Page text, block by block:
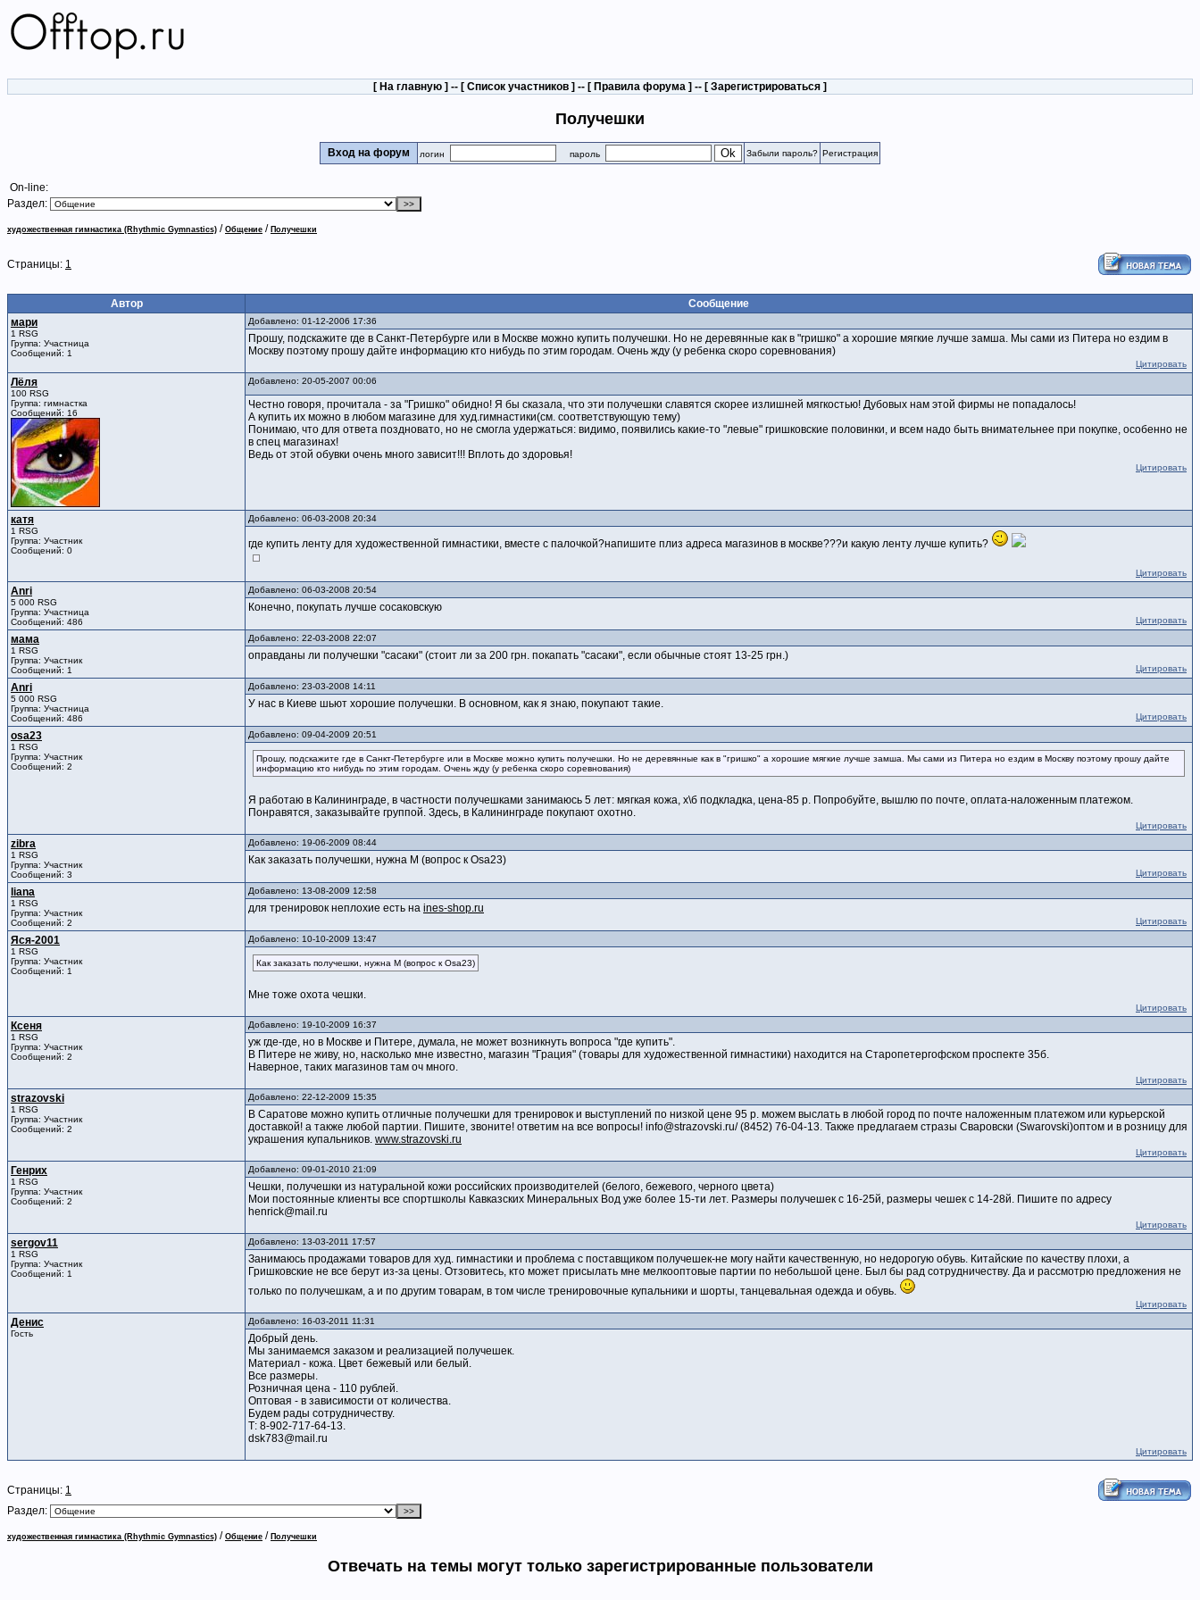
[ На главную ] -- [ Список участников ] -- [ Правила форума ] -- [ Зарегистрироваться ]
Получешки
Вход на форум логин пароль Забыли пароль? Регистрация
On-line:
Раздел:
художественная гимнастика (Rhythmic Gymnastics) / Общение / Получешки
Страницы: 1
Автор
Сообщение
мари
1 RSG
Группа: Участница
Сообщений: 1
Добавлено: 01-12-2006 17:36
Прошу, подскажите где в Санкт-Петербурге или в Москве можно купить получешки. Но не деревянные как в "гришко" а хорошие мягкие лучше замша. Мы сами из Питера но ездим в
Москву поэтому прошу дайте информацию кто нибудь по этим городам. Очень жду (у ребенка скоро соревнования)
Цитировать
Лёля
100 RSG
Группа: гимнастка
Сообщений: 16
Добавлено: 20-05-2007 00:06
Честно говоря, прочитала - за "Гришко" обидно! Я бы сказала, что эти получешки славятся скорее излишней мягкостью! Дубовых нам этой фирмы не попадалось!
А купить их можно в любом магазине для худ.гимнастики(см. соответствующую тему)
Понимаю, что для ответа поздновато, но не смогла удержаться: видимо, появились какие-то "левые" гришковские половинки, и всем надо быть внимательнее при покупке, особенно не
в спец магазинах!
Ведь от этой обувки очень много зависит!!! Вплоть до здоровья!
Цитировать
катя
1 RSG
Группа: Участник
Сообщений: 0
Добавлено: 06-03-2008 20:34
где купить ленту для художественной гимнастики, вместе с палочкой?напишите плиз адреса магазинов в москве???и какую ленту лучше купить?
Цитировать
Anri
5 000 RSG
Группа: Участница
Сообщений: 486
Добавлено: 06-03-2008 20:54
Конечно, покупать лучше сосаковскую
Цитировать
мама
1 RSG
Группа: Участник
Сообщений: 1
Добавлено: 22-03-2008 22:07
оправданы ли получешки "сасаки" (стоит ли за 200 грн. покапать "сасаки", если обычные стоят 13-25 грн.)
Цитировать
Anri
5 000 RSG
Группа: Участница
Сообщений: 486
Добавлено: 23-03-2008 14:11
У нас в Киеве шьют хорошие получешки. В основном, как я знаю, покупают такие.
Цитировать
osa23
1 RSG
Группа: Участник
Сообщений: 2
Добавлено: 09-04-2009 20:51
Прошу, подскажите где в Санкт-Петербурге или в Москве можно купить получешки. Но не деревянные как в "гришко" а хорошие мягкие лучше замша. Мы сами из Питера но ездим в Москву поэтому прошу дайте
информацию кто нибудь по этим городам. Очень жду (у ребенка скоро соревнования)
Я работаю в Калининграде, в частности получешками занимаюсь 5 лет: мягкая кожа, х\б подкладка, цена-85 р. Попробуйте, вышлю по почте, оплата-наложенным платежом.
Понравятся, заказывайте группой. Здесь, в Калининграде покупают охотно.
Цитировать
zibra
1 RSG
Группа: Участник
Сообщений: 3
Добавлено: 19-06-2009 08:44
Как заказать получешки, нужна М (вопрос к Osa23)
Цитировать
liana
1 RSG
Группа: Участник
Сообщений: 2
Добавлено: 13-08-2009 12:58
для тренировок неплохие есть на ines-shop.ru
Цитировать
Яся-2001
1 RSG
Группа: Участник
Сообщений: 1
Добавлено: 10-10-2009 13:47
Как заказать получешки, нужна М (вопрос к Osa23)
Мне тоже охота чешки.
Цитировать
Ксеня
1 RSG
Группа: Участник
Сообщений: 2
Добавлено: 19-10-2009 16:37
уж где-где, но в Москве и Питере, думала, не может возникнуть вопроса "где купить".
В Питере не живу, но, насколько мне известно, магазин "Грация" (товары для художественной гимнастики) находится на Старопетергофском проспекте 35б.
Наверное, таких магазинов там оч много.
Цитировать
strazovski
1 RSG
Группа: Участник
Сообщений: 2
Добавлено: 22-12-2009 15:35
В Саратове можно купить отличные получешки для тренировок и выступлений по низкой цене 95 р. можем выслать в любой город по почте наложенным платежом или курьерской
доставкой! а также любой партии. Пишите, звоните! ответим на все вопросы! info@strazovski.ru/ (8452) 76-04-13. Также предлагаем стразы Сваровски (Swarovski)оптом и в розницу для
украшения купальников. www.strazovski.ru
Цитировать
Генрих
1 RSG
Группа: Участник
Сообщений: 2
Добавлено: 09-01-2010 21:09
Чешки, получешки из натуральной кожи российских производителей (белого, бежевого, черного цвета)
Мои постоянные клиенты все спортшколы Кавказских Минеральных Вод уже более 15-ти лет. Размеры получешек с 16-25й, размеры чешек с 14-28й. Пишите по адресу
henrick@mail.ru
Цитировать
sergov11
1 RSG
Группа: Участник
Сообщений: 1
Добавлено: 13-03-2011 17:57
Занимаюсь продажами товаров для худ. гимнастики и проблема с поставщиком получешек-не могу найти качественную, но недорогую обувь. Китайские по качеству плохи, а
Гришковские не все берут из-за цены. Отзовитесь, кто может присылать мне мелкооптовые партии по небольшой цене. Был бы рад сотрудничеству. Да и рассмотрю предложения не
только по получешкам, а и по другим товарам, в том числе тренировочные купальники и шорты, танцевальная одежда и обувь.
Цитировать
Денис
Гость
Добавлено: 16-03-2011 11:31
Добрый день.
Мы занимаемся заказом и реализацией получешек.
Материал - кожа. Цвет бежевый или белый.
Все размеры.
Розничная цена - 110 рублей.
Оптовая - в зависимости от количества.
Будем рады сотрудничеству.
Т: 8-902-717-64-13.
dsk783@mail.ru
Цитировать
Страницы: 1
Раздел:
художественная гимнастика (Rhythmic Gymnastics) / Общение / Получешки
Отвечать на темы могут только зарегистрированные пользователи